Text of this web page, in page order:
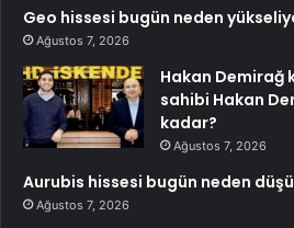
Geo hissesi bugün neden
Ağustos 7, 2026
Hakan Demirağ
sahibi Hakan
kadar?
Ağustos 7, 2026
Aurubis hissesi bugün neden
Ağustos 7, 2026